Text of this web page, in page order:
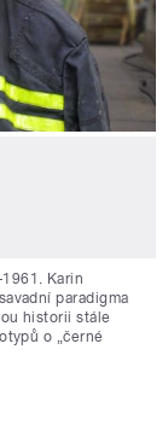
Karin
paradigma
historii stále
o „černé